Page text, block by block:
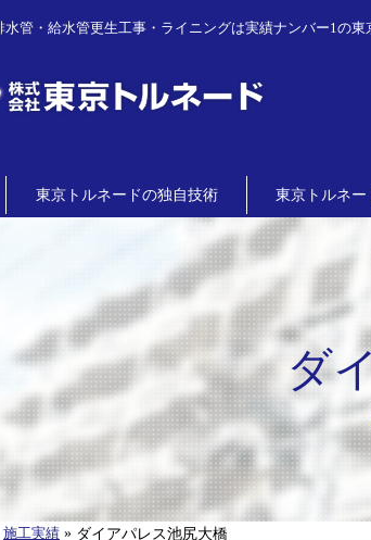
水管・給水管更生工事・ライニングは実績ナンバー1の東
東京トルネードの独自技術 東京トルネー
ダ
施工実績 » ダイアパレス池尻大橋